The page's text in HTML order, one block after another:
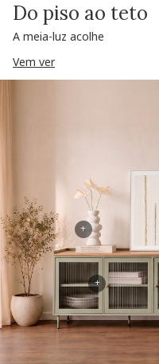
Do piso ao teto
A meia-luz acolhe
Vem ver
+
+